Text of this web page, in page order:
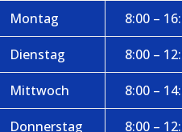
Montag 8:00 –
Dienstag 8:00 –
Mittwoch 8:00 –
Donnerstag 8:00 –